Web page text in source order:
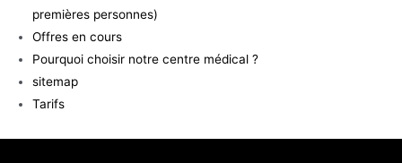
premières personnes)
Offres en cours
Pourquoi choisir notre centre médical ?
sitemap
Tarifs